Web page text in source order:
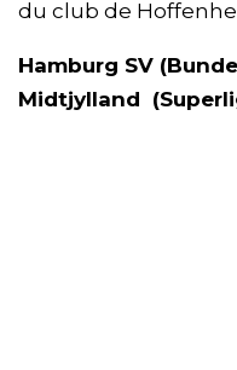
du club de
Hamburg SV
Midtjylland